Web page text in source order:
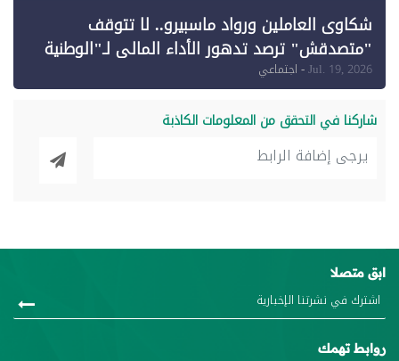
شكاوى العاملين ورواد ماسبيرو.. لا تتوقف
"متصدقش" ترصد تدهور الأداء المالي لـ"الوطنية
للإعلام"
Jul. 19, 2026- اجتماعي
شاركنا في التحقق من المعلومات الكاذبة
ابق متصلا
روابط تهمك